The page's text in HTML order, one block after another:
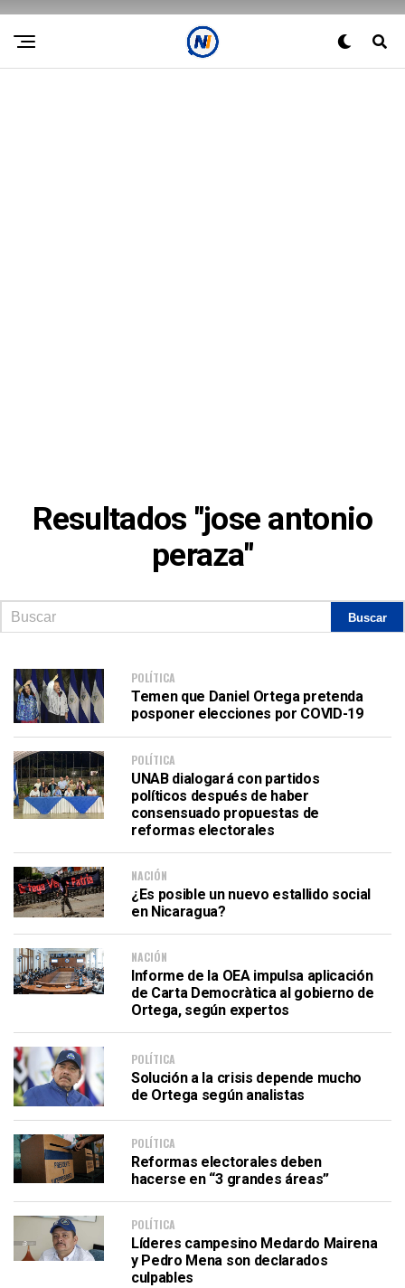
Resultados "jose antonio
peraza"
POLÍTICA
Temen que Daniel Ortega pretenda
posponer elecciones por COVID-19
POLÍTICA
UNAB dialogará con partidos
políticos después de haber
consensuado propuestas de
reformas electorales
NACIÓN
¿Es posible un nuevo estallido social
en Nicaragua?
NACIÓN
Informe de la OEA impulsa aplicación
de Carta Democràtica al gobierno de
Ortega, según expertos
POLÍTICA
Solución a la crisis depende mucho
de Ortega según analistas
POLÍTICA
Reformas electorales deben
hacerse en “3 grandes áreas”
POLÍTICA
Líderes campesino Medardo Mairena
y Pedro Mena son declarados
culpables